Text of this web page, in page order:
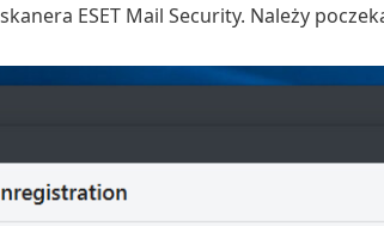
ESET Mail Security. Należy